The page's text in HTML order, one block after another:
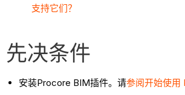
支持它们？
先决条件
安装Procore BIM插件。请参阅开始使